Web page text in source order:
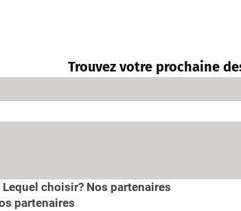
Trouvez votre prochaine
choisir? Nos partenaires
partenaires